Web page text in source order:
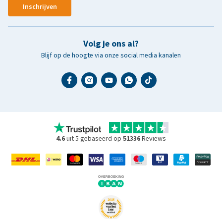
Inschrijven
Volg je ons al?
Blijf op de hoogte via onze social media kanalen
4.6uit 5 gebaseerd op 51336Reviews